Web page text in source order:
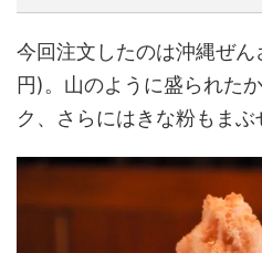
今回注文したのは沖縄ぜ
円)。山のように盛られた
ク、さらにはきな粉もまぶ